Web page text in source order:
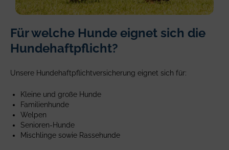
Dachshunds,
one
black
the
brown,
running
Für welche Hunde eignet sich die
Hundehaftpflicht?
Unsere Hundehaftpflichtversicherung eignet sich für:
Kleine und große Hunde
Familienhunde
Welpen
Senioren-Hunde
Mischlinge sowie Rassehunde